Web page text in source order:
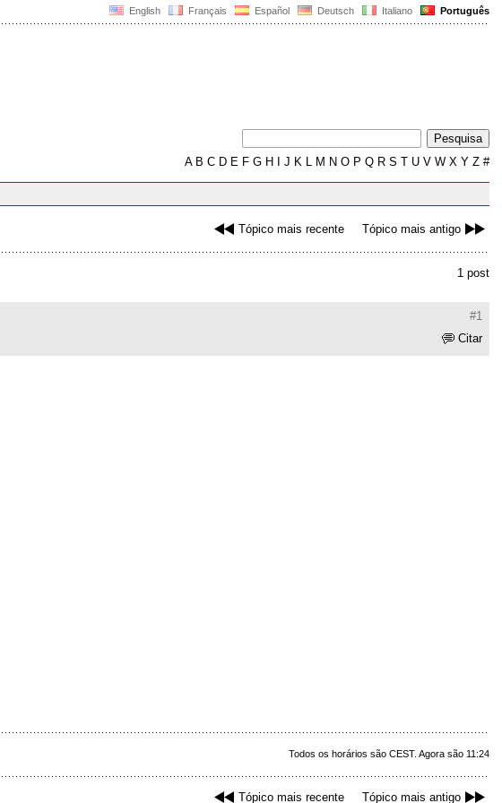
English Français Español Deutsch Italiano Português
AB C D E F G H J K L M N O P Q R S T U V W X Y Z #
Tópico mais recente Tópico mais antigo
1 post
#1
Citar
Todos os horários são CEST. Agora são 11:24
Tópico mais recente Tópico mais antigo